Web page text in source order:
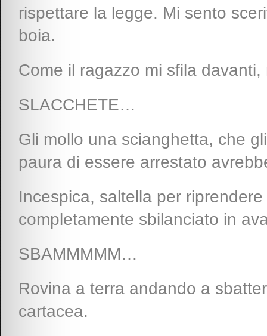
rispettare la legge. Mi sento
boia.
Come il ragazzo mi sfila
SLACCHETE…
Gli mollo una scianghetta, che
paura di essere arrestato
Incespica, saltella per
completamente sbilanciato in
SBAMMMMM…
Rovina a terra andando a
cartacea.